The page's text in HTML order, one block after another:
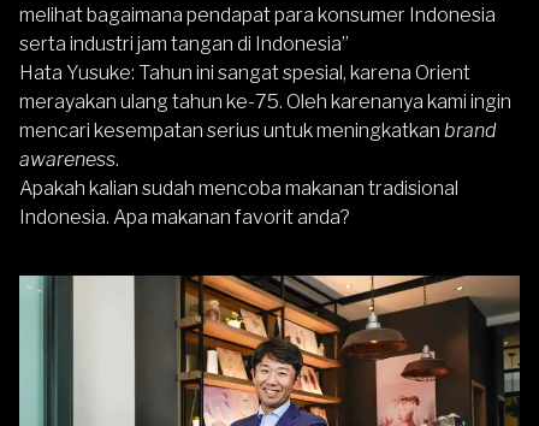
melihat bagaimana pendapat para konsumer Indonesia
serta industri jam tangan di Indonesia”
Hata Yusuke: Tahun ini sangat spesial, karena Orient
merayakan ulang tahun ke-75. Oleh karenanya kami ingin
mencari kesempatan serius untuk meningkatkan brand
awareness.
Apakah kalian sudah mencoba makanan tradisional
Indonesia. Apa makanan favorit anda?